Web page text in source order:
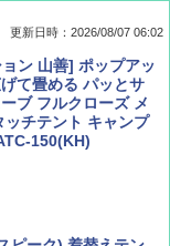
２６年 ９月号 [雑
Ｎ)
マイ タイ北部の魅
球の歩き方D アジア
更新日時：2026/08/07 06:02
ン 山善] ポップアッ
て畳める パッとサ
ブ フルクローズ メ
ッチテント キャンプ
150(KH)